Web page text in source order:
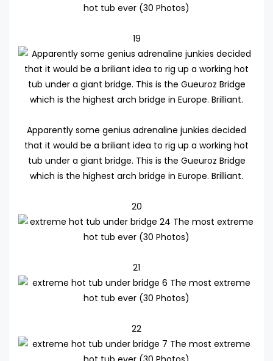
19
Apparently some genius adrenaline junkies decided
that it would be a briliant idea to rig up a working hot
tub under a giant bridge. This is the Gueuroz Bridge
which is the highest arch bridge in Europe. Brilliant.
20
21
22